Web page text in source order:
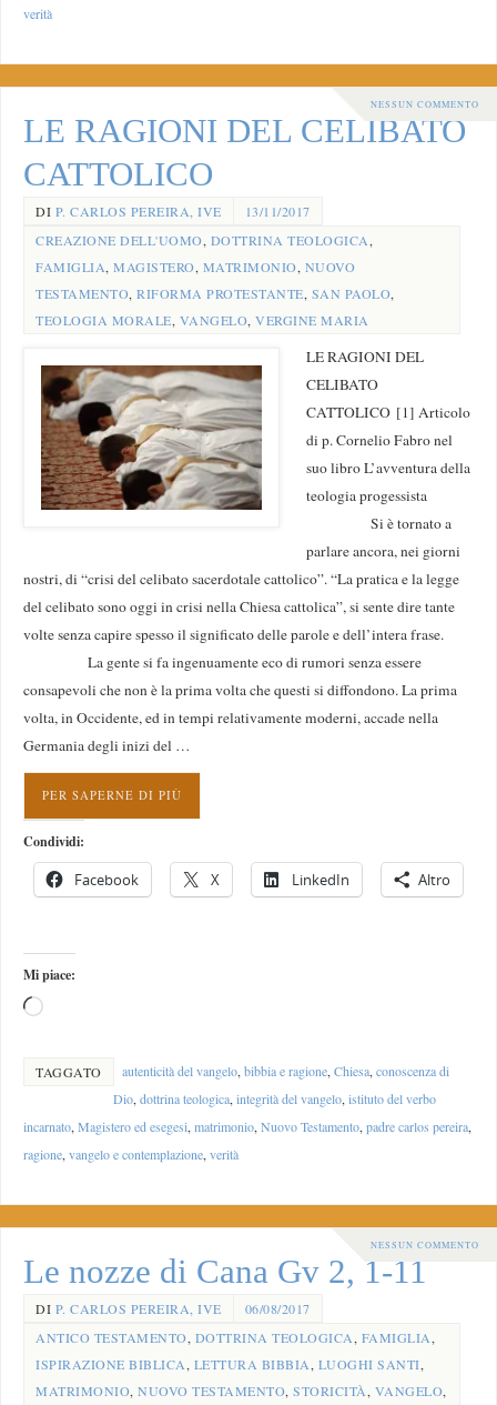
verità
NESSUN COMMENTO
LE RAGIONI DEL CELIBATO
CATTOLICO
DI P. CARLOS PEREIRA, IVE
13/11/2017
CREAZIONE DELL'UOMO, DOTTRINA TEOLOGICA,
FAMIGLIA,MAGISTERO, MATRIMONIO, NUOVO
TESTAMENTO,RIFORMA PROTESTANTE, SAN PAOLO,
TEOLOGIA MORALE, VANGELO,VERGINE MARIA
LE RAGIONI DEL
CELIBATO
CATTOLICO [1] Articolo
di p. Cornelio Fabro nel
suo libro L’avventura della
teologia progessista
Si è tornato a
parlare ancora, nei giorni
nostri, di “crisi del celibato sacerdotale cattolico”. “La pratica e la legge
del celibato sono oggi in crisi nella Chiesa cattolica”, si sente dire tante
volte senza capire spesso il significato delle parole e dell’intera frase.
La gente si fa ingenuamente eco di rumori senza essere
consapevoli che non è la prima volta che questi si diffondono. La prima
volta, in Occidente, ed in tempi relativamente moderni, accade nella
Germania degli inizi del …
PER SAPERNE DI PIÙ
Condividi:
Facebook X LinkedIn Altro
Mi piace:
TAGGATO autenticità del vangelo, bibbia e ragione, Chiesa, conoscenza di
Dio, dottrina teologica, integrità del vangelo, istituto del verbo
incarnato,Magistero ed esegesi,matrimonio,Nuovo Testamento,padre carlos pereira,
ragione,vangelo e contemplazione,verità
NESSUN COMMENTO
Le nozze di Cana Gv 2, 1-11
DI P. CARLOS PEREIRA, IVE
06/08/2017
ANTICO TESTAMENTO, DOTTRINA TEOLOGICA, FAMIGLIA,
ISPIRAZIONE BIBLICA, LETTURA BIBBIA, LUOGHI SANTI,
MATRIMONIO,NUOVO TESTAMENTO,STORICITÀ, VANGELO,